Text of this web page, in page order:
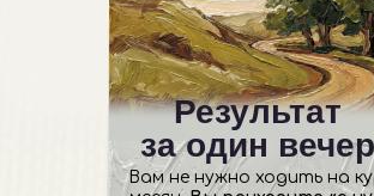
— берите только хорошее
настроение.